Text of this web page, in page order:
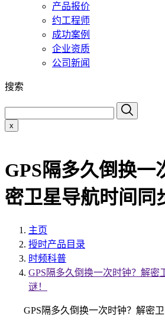
产品报价
约工程师
成功案例
企业资质
公司新闻
搜索
x
GPS隔多久倒换一
密卫星导航时间同
主页
授时产品目录
时频科普
GPS隔多久倒换一次时钟？解密
谜！
GPS隔多久倒换一次时钟？解密卫